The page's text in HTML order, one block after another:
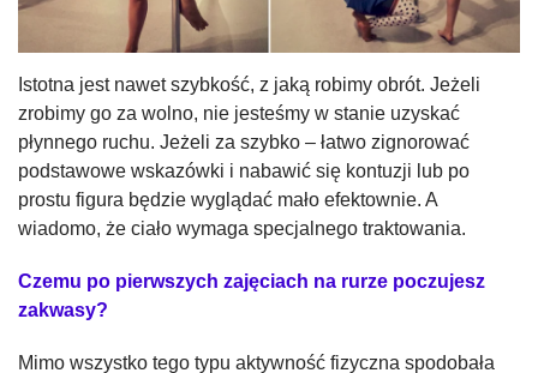
Istotna jest nawet szybkość, z jaką robimy obrót. Jeżeli
zrobimy go za wolno, nie jesteśmy w stanie uzyskać
płynnego ruchu. Jeżeli za szybko – łatwo zignorować
podstawowe wskazówki i nabawić się kontuzji lub po
prostu figura będzie wyglądać mało efektownie. A
wiadomo, że ciało wymaga specjalnego traktowania.
Czemu po pierwszych zajęciach na rurze poczujesz
zakwasy?
Mimo wszystko tego typu aktywność fizyczna spodobała